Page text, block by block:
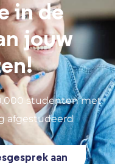
in de
jouw
studenten met
afgestudeerd
aan